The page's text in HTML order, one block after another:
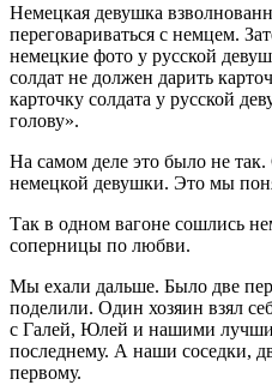
Немецкая девушка
переговариваться с немцем.
немецкие фото у русской
солдат не должен дарить
карточку солдата у русской
голову».
На самом деле это было не
немецкой девушки. Это мы
Так в одном вагоне сошлись
соперницы по любви.
Мы ехали дальше. Было две
поделили. Один хозяин взял
с Галей, Юлей и нашими
последнему. А наши соседки,
первому.